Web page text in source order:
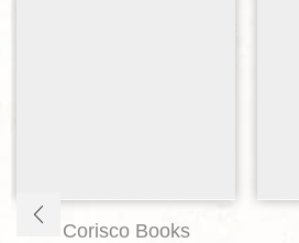
Corisco Books